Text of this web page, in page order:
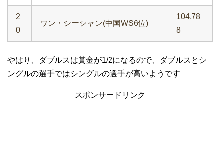
2
0
ワン・シーシャン(中国WS6位)
104,78
8
やはり、ダブルスは賞金が1/2になるので、ダブルスとシ
ングルの選手ではシングルの選手が高いようです
スポンサードリンク